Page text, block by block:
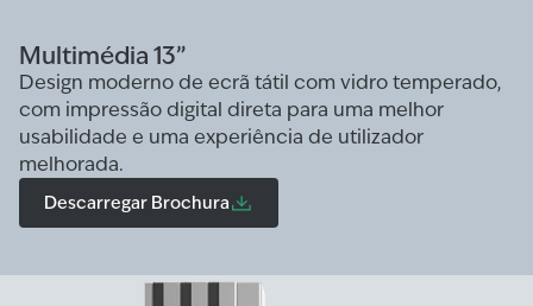
Multimédia 13”
Design moderno de ecrã tátil com vidro temperado,
com impressão digital direta para uma melhor
usabilidade e uma experiência de utilizador
melhorada.
Descarregar Brochura